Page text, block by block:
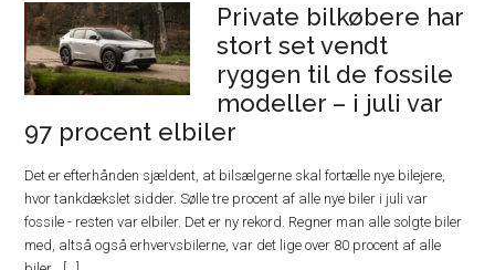
Private bilkøbere har
stort set vendt
ryggen til de fossile
modeller – i juli var
97 procent elbiler
Det er efterhånden sjældent, at bilsælgerne skal fortælle nye bilejere,
hvor tankdækslet sidder. Sølle tre procent af alle nye biler i juli var
fossile - resten var elbiler. Det er ny rekord. Regner man alle solgte biler
med, altså også erhvervsbilerne, var det lige over 80 procent af alle